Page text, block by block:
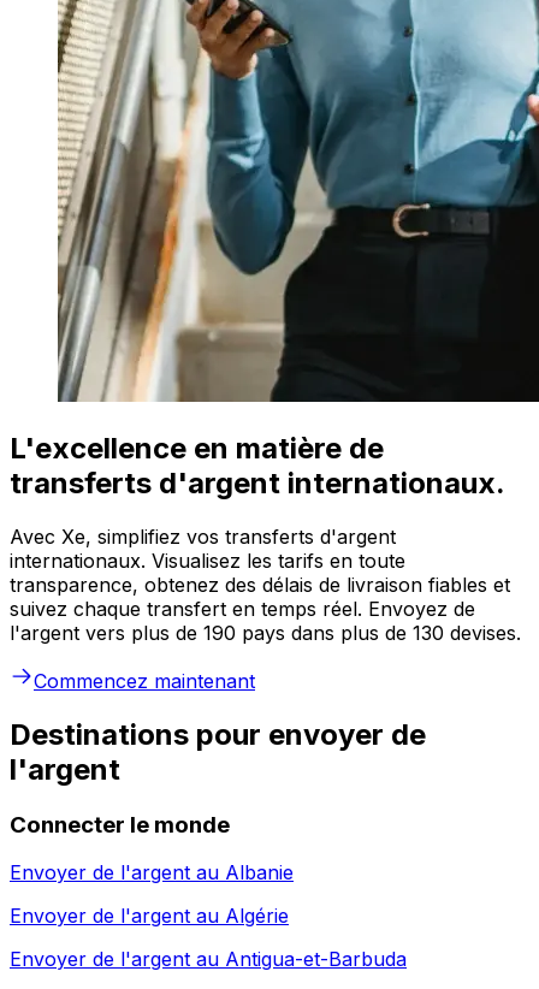
L'excellence en matière de
transferts d'argent internationaux.
Avec Xe, simplifiez vos transferts d'argent
internationaux. Visualisez les tarifs en toute
transparence, obtenez des délais de livraison fiables et
suivez chaque transfert en temps réel. Envoyez de
l'argent vers plus de 190 pays dans plus de 130 devises.
Commencez maintenant
Destinations pour envoyer de
l'argent
Connecter le monde
Envoyer de l'argent au Albanie
Envoyer de l'argent au Algérie
Envoyer de l'argent au Antigua-et-Barbuda